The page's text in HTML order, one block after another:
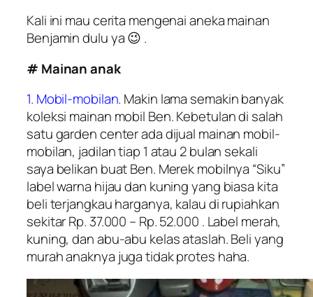
Kali ini mau cerita mengenai aneka mainan
Benjamin dulu ya 😉 .
# Mainan anak
1. Mobil-mobilan. Makin lama semakin banyak
koleksi mainan mobil Ben. Kebetulan di salah
satu garden center ada dijual mainan mobil-
mobilan, jadilan tiap 1 atau 2 bulan sekali
saya belikan buat Ben. Merek mobilnya “Siku”
label warna hijau dan kuning yang biasa kita
beli terjangkau harganya, kalau di rupiahkan
sekitar Rp. 37.000 – Rp. 52.000 . Label merah,
kuning, dan abu-abu kelas ataslah. Beli yang
murah anaknya juga tidak protes haha.